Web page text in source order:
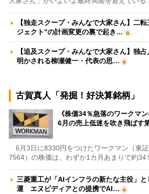
【独走スクープ・みんなで大家さん】二
ジェクト”の計画変更の裏で起き…
【追及スクープ・みんなで大家さん】独
明かされる柳瀬健一・代表の思…
古賀真人「発掘！好決算銘柄」
《株価34％急落のワークマ
6月の売上低迷を吹き飛ばす
6月3日に8330円をつけたワークマン（東証
7564）の株価は、わずか1カ月あまりで約34
三菱重工が「AIインフラの新たな主役」
運 エヌビディアとの提携でAI…